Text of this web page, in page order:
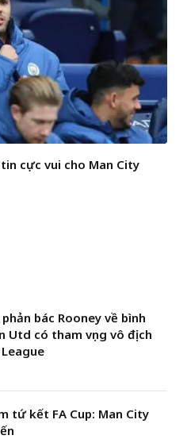
cực vui cho Man City
bác Rooney về bình
Utd có tham vọng vô địch
tứ kết FA Cup: Man City